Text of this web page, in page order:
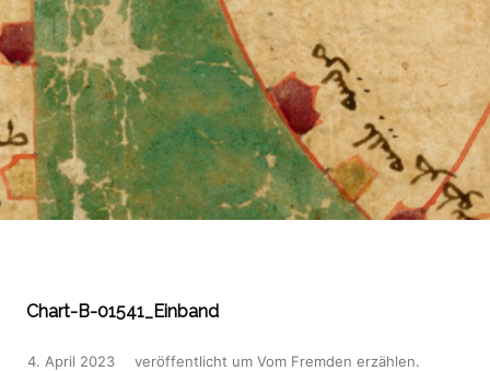
Chart-B-01541_Einband
veröffentlicht
4. April 2023 um Vom Fremden erzählen.